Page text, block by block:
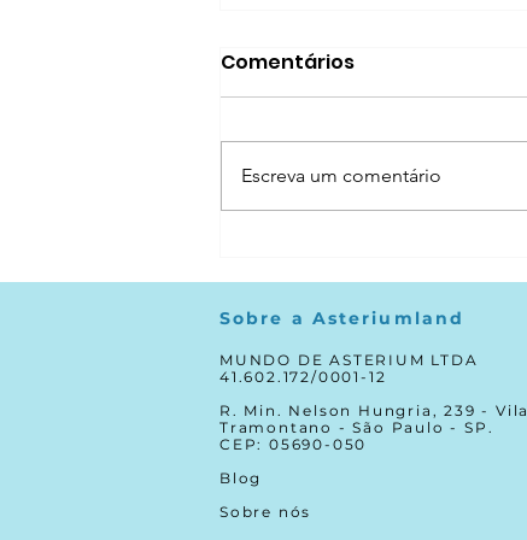
a favor do
desenvolvimento infantil
Comentários
Escreva um comentário
Sobre a Asteriumland
MUNDO DE ASTERIUM LTDA
41.602.172/0001-12
R. Min. Nelson Hungria, 239 - Vila
Tramontano - São Paulo - SP.
CEP: 05690-050
Blog
Sobre nós